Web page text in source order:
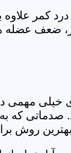
درد کمر
ضعف
مهمی در
که
روش